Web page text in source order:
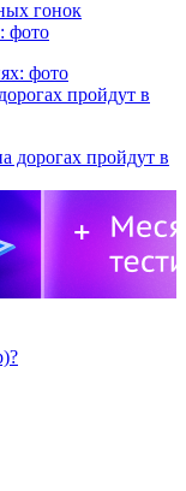
фото
пройдут в